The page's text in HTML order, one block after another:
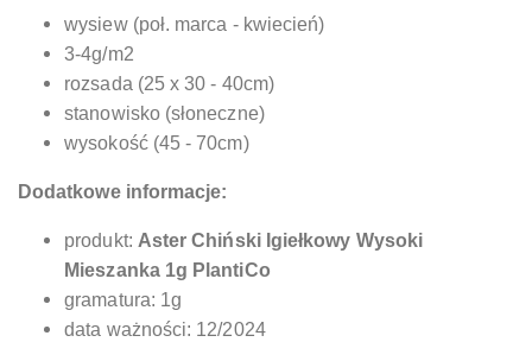
wysiew (poł. marca - kwiecień)
3-4g/m2
rozsada (25 x 30 - 40cm)
stanowisko (słoneczne)
wysokość (45 - 70cm)
Dodatkowe informacje:
produkt: Aster Chiński Igiełkowy Wysoki
Mieszanka 1g PlantiCo
gramatura: 1g
data ważności: 12/2024